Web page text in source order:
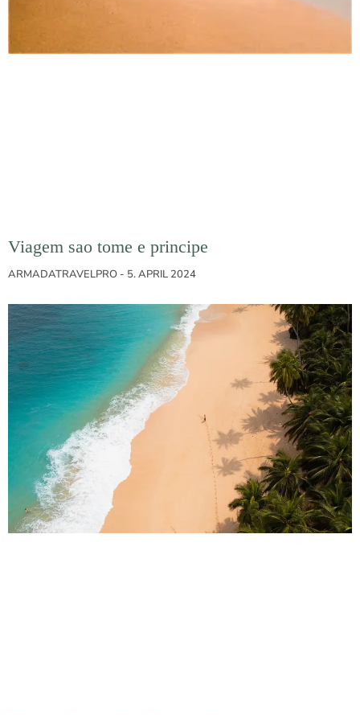
Viagem sao tome e principe
ARMADATRAVELPRO 5. APRIL 2024